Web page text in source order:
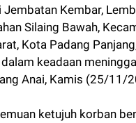
Jembatan Kembar,
Silaing Bawah,
Kota Padang
keadaan
Anai, Kamis (25/11/
ketujuh korban